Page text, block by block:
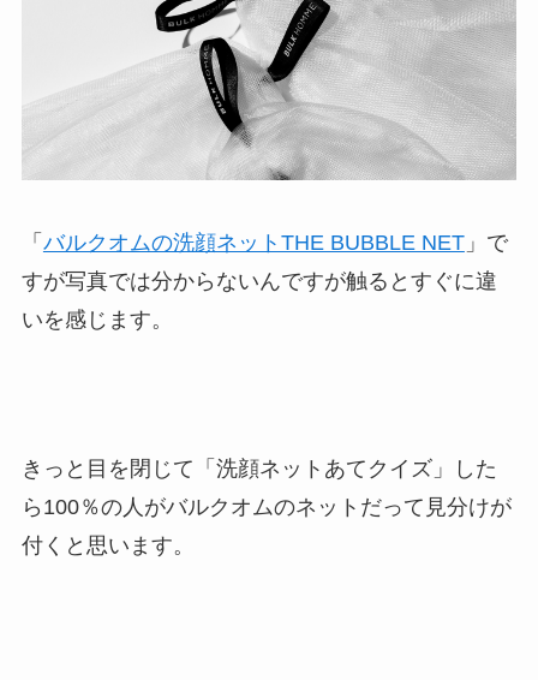
「 バルクオムの洗顔ネットTHE BUBBLE NET」で
すが写真では分からないんですが触るとすぐに違
いを感じます。
きっと目を閉じて「洗顔ネットあてクイズ」した
ら100％の人がバルクオムのネットだって見分けが
付くと思います。